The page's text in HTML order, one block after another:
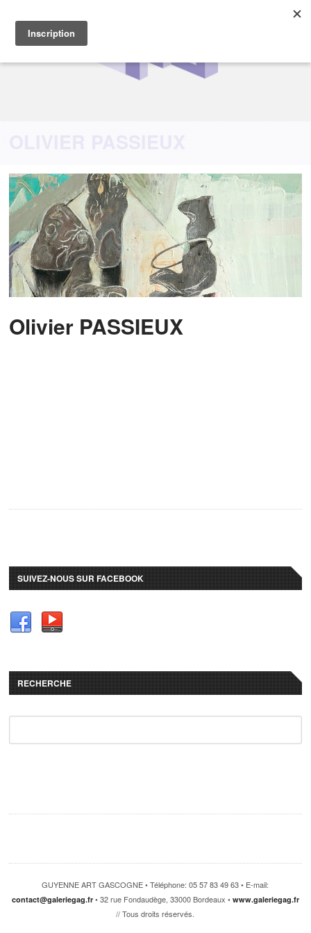
OLIVIER PASSIEUX
Olivier PASSIEUX
SUIVEZ-NOUS SUR FACEBOOK
RECHERCHE
GUYENNE ART GASCOGNE • Téléphone: 05 57 83 49 63 • E-mail:
contact@galeriegag.fr• 32 rue Fondaudège, 33000 Bordeaux • www.galeriegag.fr
// Tous droits réservés.